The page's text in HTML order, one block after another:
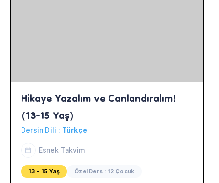
Hikaye Yazalım ve Canlandıralım!
(13-15 Yaş)
Dersin Dili : Türkçe
Esnek Takvim
13 - 15 Yaş Özel Ders : 12 Çocuk